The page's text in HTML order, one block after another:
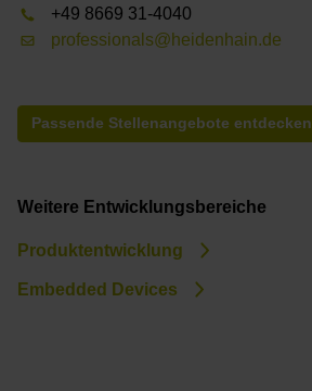
+49 8669 31-4040
professionals@heidenhain.de
Passende Stellenangebote entdecken
Weitere Entwicklungsbereiche
Produktentwicklung
Embedded Devices